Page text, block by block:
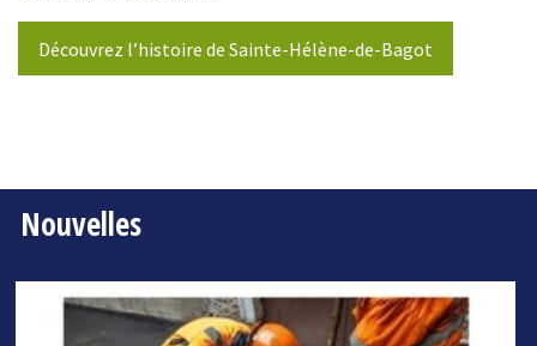
Découvrez l’histoire de Sainte-Hélène-de-Bagot
Nouvelles